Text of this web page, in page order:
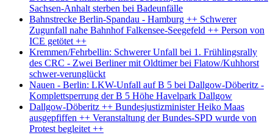
Sachsen-Anhalt sterben bei Badeunfälle
Bahnstrecke Berlin-Spandau - Hamburg ++ Schwerer
Zugunfall nahe Bahnhof Falkensee-Seegefeld ++ Person von
ICE getötet ++
Kremmen/Fehrbellin: Schwerer Unfall bei 1. Frühlingsrally
des CRC - Zwei Berliner mit Oldtimer bei Flatow/Kuhhorst
schwer-verunglückt
Nauen - Berlin: LKW-Unfall auf B 5 bei Dallgow-Döberitz -
Komplettsperrung der B 5 Höhe Havelpark Dallgow
Dallgow-Döberitz ++ Bundesjustizminister Heiko Maas
ausgepfiffen ++ Veranstaltung der Bundes-SPD wurde von
Protest begleitet ++